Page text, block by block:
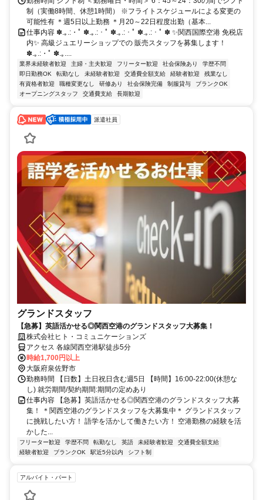
制（実働8時間、休憩1時間） ※フライトスケジュールによる変更の
可能性有 ＊週5日以上勤務 ＊月20～22日程度出勤（基本...
仕事内容 ✽.｡.:・ﾟ ✽.｡.:・ﾟ ✽.｡.:・ﾟ ✽.｡.:・ﾟ ✽ ✨️関西国際空港 免税店
内✨️ 高級ジュエリーショップでの 販売スタッフを募集します！
✽.｡.:・ﾟ ✽.｡....
業界未経験者歓迎 主婦・主夫歓迎 フリーター歓迎 社会保険あり
学歴不問
即日勤務OK
転勤なし 未経験者歓迎 交通費全額支給 経験者歓迎
残業なし
有資格者歓迎
職種変更なし 研修あり 社会保険完備 制服貸与
ブランクOK
オープニングスタッフ
交通費支給 長期歓迎
派遣社員
グランドスタッフ
【急募】英語活かせる◎関西空港のグランドスタッフ大募集！
株式会社ヒト・コミュニケーションズ
アクセス 各線関西空港駅徒歩5分
時給1,700円以上
大阪府泉佐野市
勤務時間 【日数】土日祝日含む週5日 【時間】16:00-22:00(休憩な
し) 就労期間/契約期間:期間の定めあり
仕事内容 【急募】英語活かせる◎関西空港のグランドスタッフ大募
集！ ＊関西空港のグランドスタッフを大募集中＊ グランドスタッフ
に挑戦したい方！ 語学を活かして働きたい方！ 空港勤務の経験を活
かした...
フリーター歓迎 学歴不問 転勤なし 英語 未経験者歓迎
交通費全額支給
経験者歓迎
ブランクOK 駅近5分以内 シフト制
アルバイト・パート